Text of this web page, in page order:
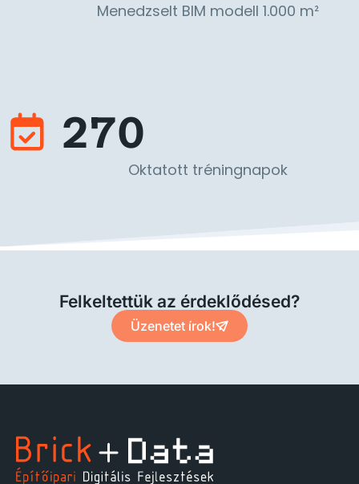
Menedzselt BIM modell 1.000 m²
270
Oktatott tréningnapok
Üzenetet írok!
Felkeltettük az érdeklődésed?